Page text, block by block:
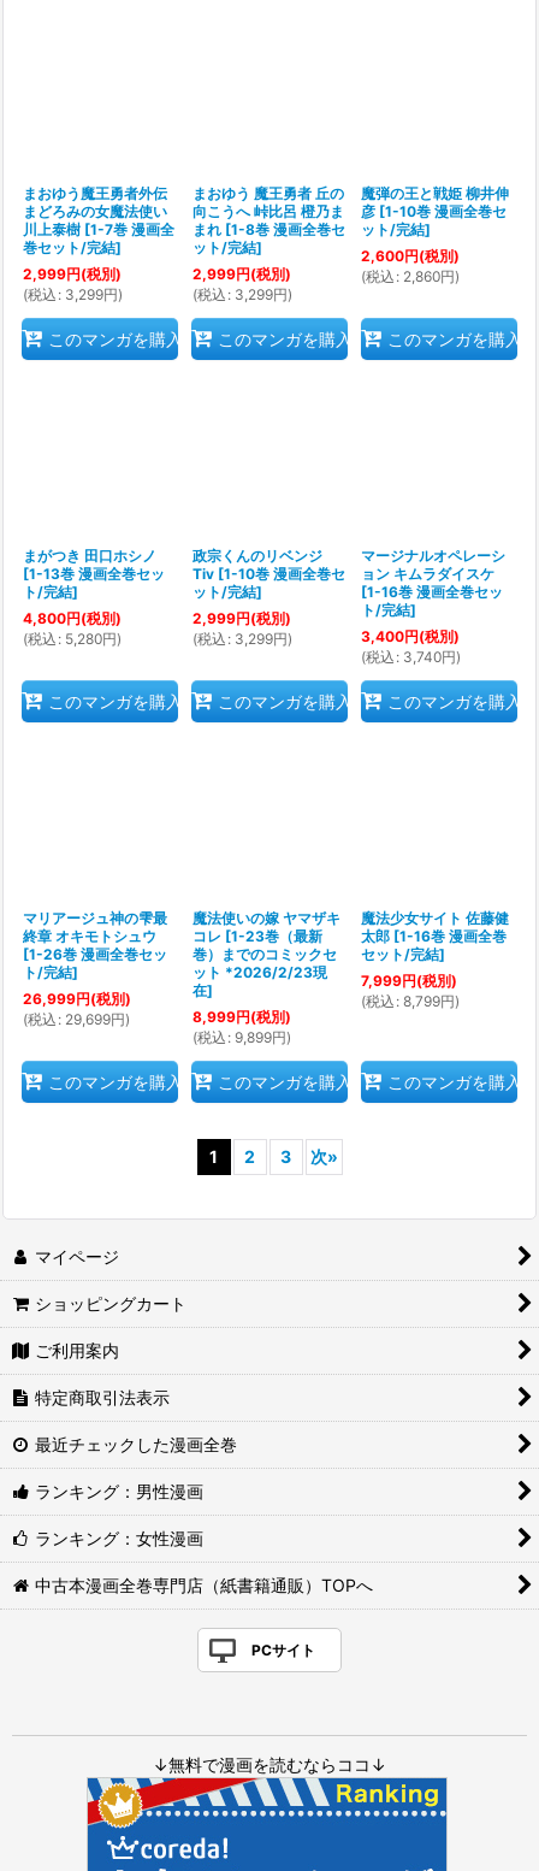
まおゆう魔王勇者外伝
まどろみの女魔法使い
川上泰樹 [1-7巻 漫画全
巻セット/完結]
2,999円(税別)
(税込 : 3,299円)
このマンガを購入
まおゆう 魔王勇者 丘の
向こうへ 峠比呂 橙乃ま
まれ [1-8巻 漫画全巻セ
ット/完結]
2,999円(税別)
(税込 : 3,299円)
このマンガを購入
魔弾の王と戦姫 柳井伸
彦 [1-10巻 漫画全巻セ
ット/完結]
2,600円(税別)
(税込 : 2,860円)
このマンガを購入
まがつき 田口ホシノ
[1-13巻 漫画全巻セッ
ト/完結]
4,800円(税別)
(税込 : 5,280円)
このマンガを購入
政宗くんのリベンジ
Tiv [1-10巻 漫画全巻セ
ット/完結]
2,999円(税別)
(税込 : 3,299円)
このマンガを購入
マージナルオペレーシ
ョン キムラダイスケ
[1-16巻 漫画全巻セッ
ト/完結]
3,400円(税別)
(税込 : 3,740円)
このマンガを購入
マリアージュ神の雫最
終章 オキモトシュウ
[1-26巻 漫画全巻セッ
ト/完結]
26,999円(税別)
(税込 : 29,699円)
このマンガを購入
魔法使いの嫁 ヤマザキ
コレ [1-23巻（最新
巻）までのコミックセ
ット *2026/2/23現
在]
8,999円(税別)
(税込 : 9,899円)
このマンガを購入
魔法少女サイト 佐藤健
太郎 [1-16巻 漫画全巻
セット/完結]
7,999円(税別)
(税込 : 8,799円)
このマンガを購入
1 2 3 次»
マイページ
ショッピングカート
ご利用案内
特定商取引法表示
最近チェックした漫画全巻
ランキング：男性漫画
ランキング：女性漫画
中古本漫画全巻専門店（紙書籍通販）TOPへ
PCサイト
↓無料で漫画を読むならココ↓